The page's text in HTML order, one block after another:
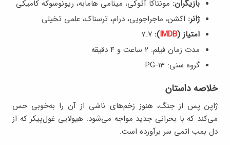
بازیگران: مونتاکا آئوکی، مینامی هامابه، ریونوسوکه کامیکی
ژانر: اکشن، ماجراجویی، درام، ترسناک، علمی تخیلی
امتیاز (IMDB
):
مدت زمان فیلم: ۲ ساعت و ۴ دقیقه
گروه سنی: PG-13
خلاصه داستان
ژاپن پس از جنگ، هنوز زخم‌های ناشی از آن را به‌خوبی حس
می‌کند که با بحرانی جدید مواجه می‌شود: هیولایی غول‌پیکر که از
دل بمب اتمی سر برآورده است.